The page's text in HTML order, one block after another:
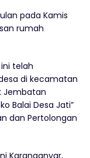
pada Kamis
rumah
telah
di kecamatan
Jembatan
Balai Desa Jati”
dan Pertolongan
Karanganyar,